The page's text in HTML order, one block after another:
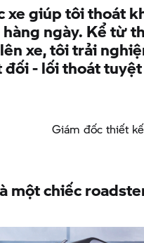
xe giúp tôi thoát
ngày. Kể từ
xe, tôi trải
đối - lối thoát
Giám đốc thiết kế
một chiếc